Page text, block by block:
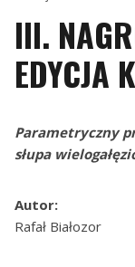
III.
EDYCJA
Parametryczny
słupa
Autor:
Rafał Białozor